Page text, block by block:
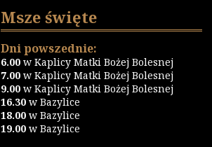
Msze święte
Dni powszednie:
6.00 w Kaplicy Matki Bożej Bolesnej
7.00 w Kaplicy Matki Bożej Bolesnej
9.00 w Kaplicy Matki Bożej Bolesnej
16.30w Bazylice
18.00w Bazylice
19.00w Bazylice